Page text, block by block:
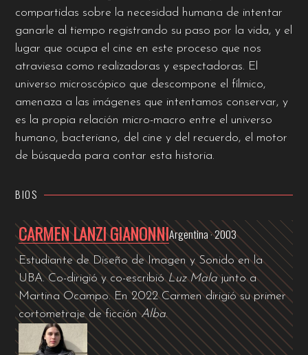
compartidas sobre la necesidad humana de intentar
ganarle al tiempo registrando su paso por la vida, y el
lugar que ocupa el cine en este proceso que nos
atraviesa como realizadoras y espectadoras. El
universo microscópico que descompone el fílmico,
amenaza a las imágenes que intentamos conservar, y
es la propia relación micro-macro entre el universo
humano, bacteriano, del cine y del recuerdo, el motor
de búsqueda para contar esta historia.
BIOS
CARMEN LANZI GIANONNIArgentina · 2003
Estudiante de Diseño de Imagen y Sonido en la
UBA. Co-dirigió y co-escribióLuz Malajunto a
Martina Ocampo.En 2022 Carmen dirigió su primer
cortometraje de ficciónAlba.